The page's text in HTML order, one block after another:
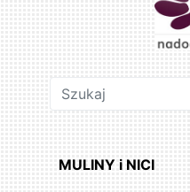
MULINY i NICI